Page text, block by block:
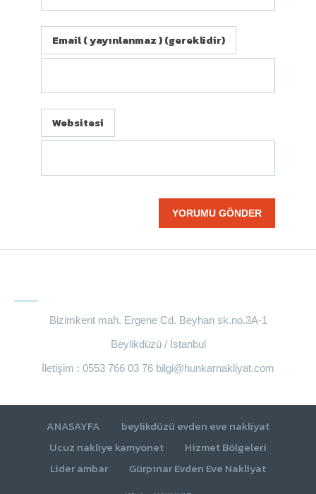
Email ( yayınlanmaz ) (gereklidir)
Websitesi
Bizimkent mah. Ergene Cd. Beyhan sk.no.3A-1
Beylikdüzü / İstanbul
İletişim : 0553 766 03 76 bilgi@hunkarnakliyat.com
ANASAYFA
beylikdüzü evden eve nakliyat
Ucuz nakliye kamyonet
Hizmet Bölgeleri
Lider ambar
Gürpınar Evden Eve Nakliyat